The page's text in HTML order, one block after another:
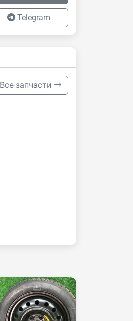
Telegram
Все запчасти